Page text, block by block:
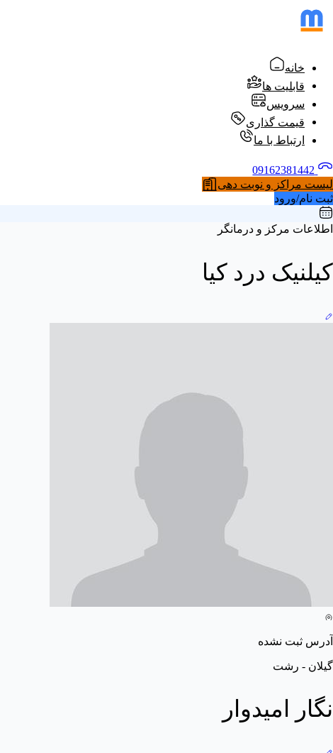
خانه
قابلیت ها
سرویس
قیمت گذاری
ارتباط با ما
لیست مراکز و نوبت دهی
ثبت نام/ورود
اطلاعات مرکز و درمانگر
کیلنیک درد کیا
آدرس ثبت نشده
گیلان - رشت
نگار امیدوار